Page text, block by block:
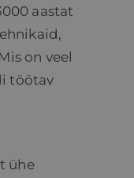
aastat
on veel
töötav
ühe